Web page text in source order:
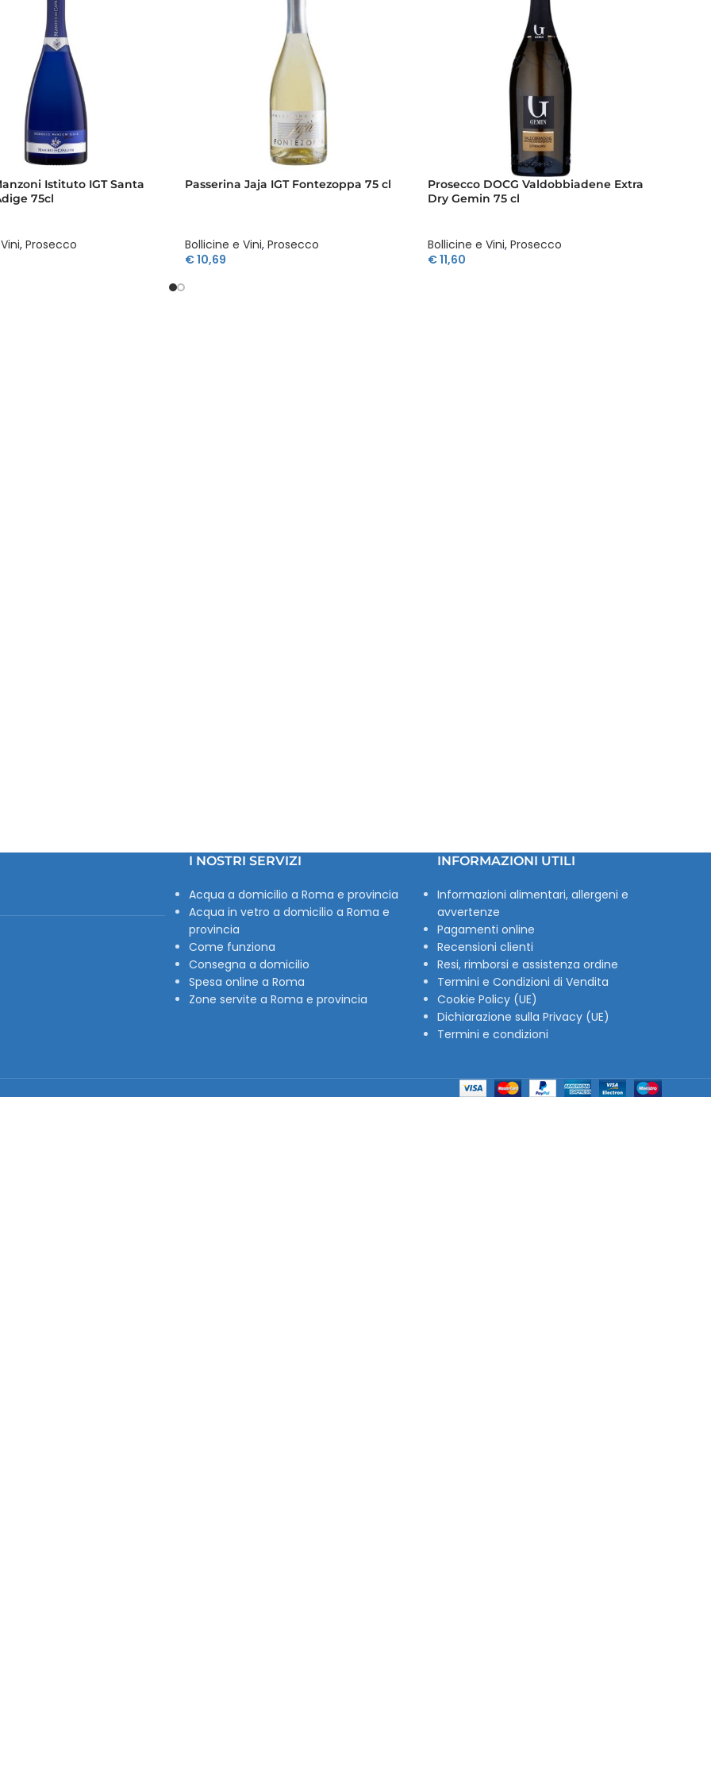
Istituto IGT Santa
75cl
, Prosecco
Passerina Jaja IGT Fontezoppa 75 cl
Bollicine e Vini, Prosecco
€10,69
Prosecco DOCG Valdobbiadene Extra
Dry Gemin 75 cl
Bollicine e Vini, Prosecco
€11,60
I NOSTRI SERVIZI
Acqua a domicilio a Roma e provincia
Acqua in vetro a domicilio a Roma e
provincia
Come funziona
Consegna a domicilio
Spesa online a Roma
Zone servite a Roma e provincia
INFORMAZIONI UTILI
Informazioni alimentari, allergeni e
avvertenze
Pagamenti online
Recensioni clienti
Resi, rimborsi e assistenza ordine
Termini e Condizioni di Vendita
Cookie Policy (UE)
Dichiarazione sulla Privacy (UE)
Termini e condizioni